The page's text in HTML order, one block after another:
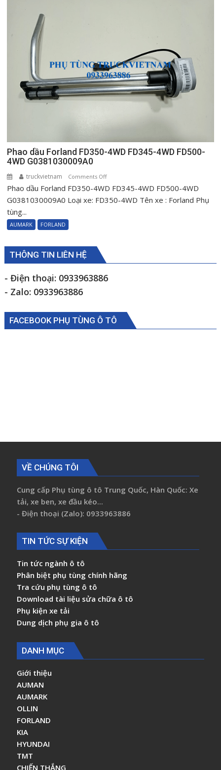
1B18061200173
Phao dầu Forland FD350-4WD FD345-4WD FD500-
4WD G0381030009A0
truckvietnam Comments Offon
Phao
dầu
FD500-
4WD
Phao dầu Forland FD350-4WD FD345-4WD FD500-4WD
G0381030009A0 Loại xe: FD350-4WD Tên xe : Forland Phụ
tùng...
AUMARK FORLAND
THÔNG TIN LIÊN HỆ
- Điện thoại: 0933963886
- Zalo: 0933963886
FACEBOOK PHỤ TÙNG Ô TÔ
VỀ CHÚNG TÔI
Cung cấp Phụ tùng ô tô Trung Quốc, Hàn Quốc: Xe
tải, xe ben, xe đầu kéo...
- Điện thoại (Zalo): 0933963886
TIN TỨC SỰ KIỆN
Tin tức ngành ô tô
Phân biệt phụ tùng chính hãng
Tra cứu phụ tùng ô tô
Download tài liệu sửa chữa ô tô
Phụ kiện xe tải
Dung dịch phụ gia ô tô
DANH MỤC
Giới thiệu
AUMAN
AUMARK
OLLIN
FORLAND
KIA
HYUNDAI
TMT
CHIẾN THẮNG